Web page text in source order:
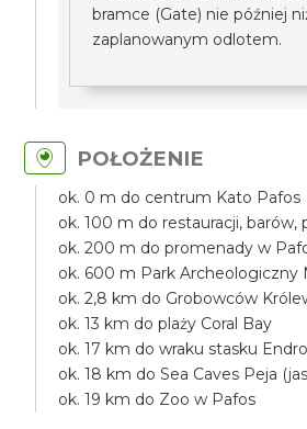
bramce (Gate) nie później
zaplanowanym odlotem.
POŁOŻENIE
ok. 0 m do centrum Kato Pafos
ok. 100 m do restauracji, barów,
ok. 200 m do promenady w
ok. 600 m Park Archeologiczny
ok. 2,8 km do Grobowców
ok. 13 km do plaży Coral Bay
ok. 17 km do wraku stasku
ok. 18 km do Sea Caves Peja
ok. 19 km do Zoo w Pafos